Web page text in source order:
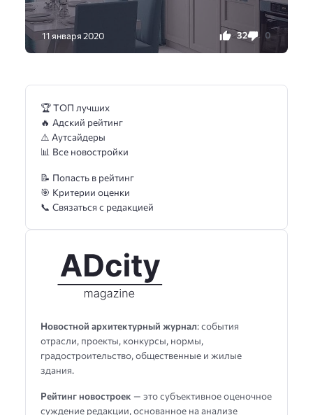
11 января 2020 32 0
Новостной архитектурный журнал: события
отрасли, проекты, конкурсы, нормы,
градостроительство, общественные и жилые
здания.
Рейтинг новостроек — это субъективное оценочное
суждение редакции, основанное на анализе
🏆 ТОП лучших
🔥 Адский рейтинг
⚠️ Аутсайдеры
📊 Все новостройки
📝 Попасть в рейтинг
🎯 Критерии оценки
📞 Связаться с редакцией